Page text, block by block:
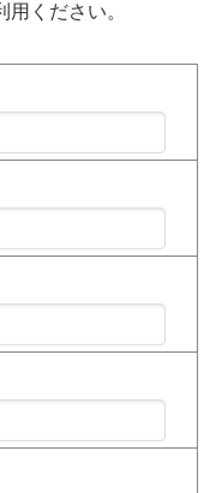
ください。